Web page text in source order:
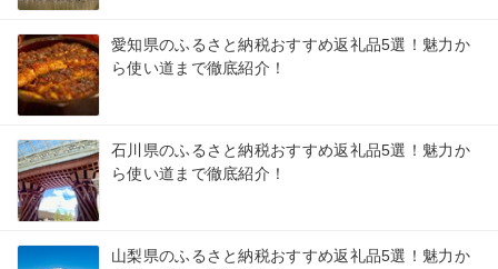
愛知県のふるさと納税おすすめ返礼品5選！魅力か
ら使い道まで徹底紹介！
石川県のふるさと納税おすすめ返礼品5選！魅力か
ら使い道まで徹底紹介！
山梨県のふるさと納税おすすめ返礼品5選！魅力か